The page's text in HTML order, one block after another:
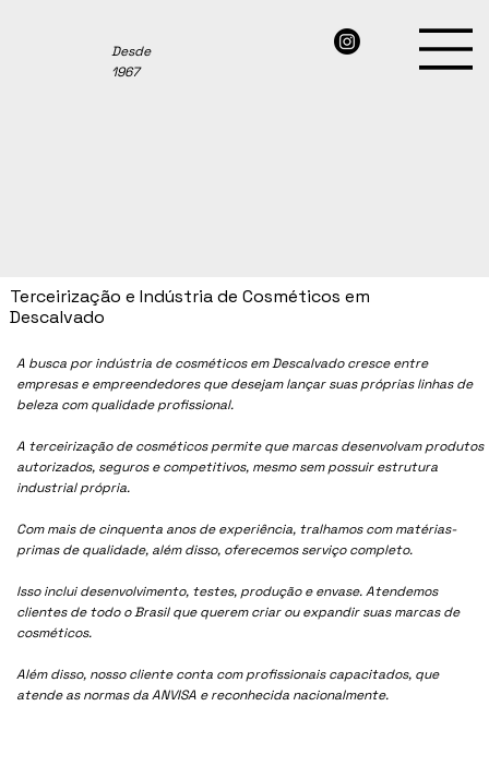
Desde
1967
A busca por indústria de cosméticos emDescalvadocresce entre
empresas e empreendedores que desejam lançar suas próprias linhas de
beleza com qualidade profissional.
A terceirização de cosméticos permite que marcas desenvolvam produtos
autorizados, seguros e competitivos, mesmo sem possuir estrutura
industrial própria.
Com mais de cinquenta anos de experiência, tralhamos com matérias-
primas de qualidade, além disso, oferecemos serviço completo.
Isso inclui desenvolvimento, testes, produção e envase. Atendemos
clientes de todo o Brasil que querem criar ou expandir suas marcas de
cosméticos.
Além disso, nosso cliente conta com profissionais capacitados, que
atende as normas da ANVISA e reconhecida nacionalmente.
Terceirização e Indústria de Cosméticos em
Descalvado